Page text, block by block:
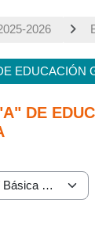
2026
EDUCACIÓN
DE